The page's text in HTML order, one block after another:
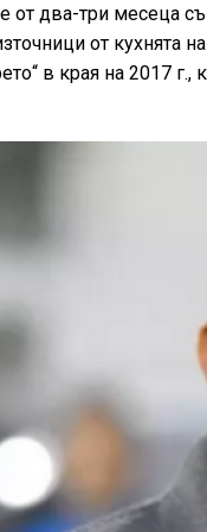
от два-три месеца
от кухнята
в края на 2017